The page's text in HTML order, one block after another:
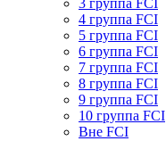
3 группа FCI
4 группа FCI
5 группа FCI
6 группа FCI
7 группа FCI
8 группа FCI
9 группа FCI
10 группа FCI
Вне FCI